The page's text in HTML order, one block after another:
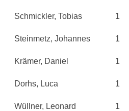
Schmickler, Tobias 1
Steinmetz, Johannes 1
Krämer, Daniel 1
Dorhs, Luca 1
Wüllner, Leonard 1